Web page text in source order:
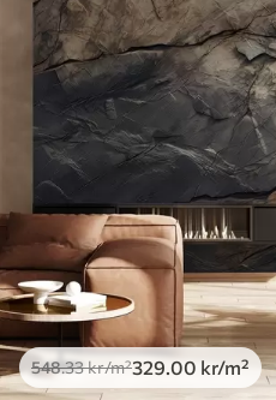
548.33kr/m²329.00 kr/m²